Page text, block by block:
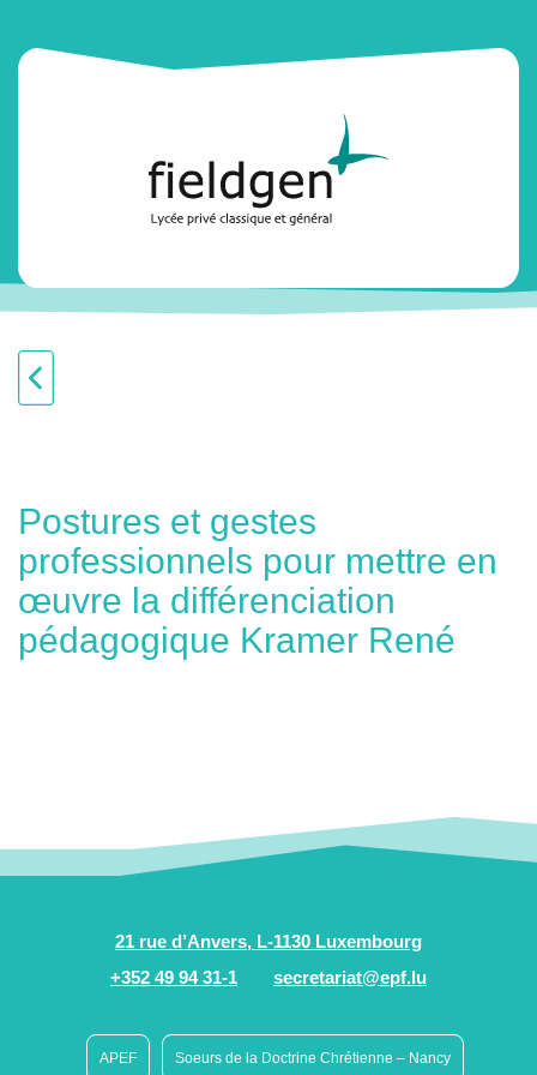
Postures et gestes
professionnels pour mettre en
œuvre la différenciation
pédagogique Kramer René
21 rue d’Anvers, L-1130 Luxembourg
+352 49 94 31-1
secretariat@epf.lu
APEF Soeurs de la Doctrine Chrétienne – Nancy